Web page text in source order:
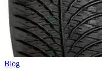
Blog